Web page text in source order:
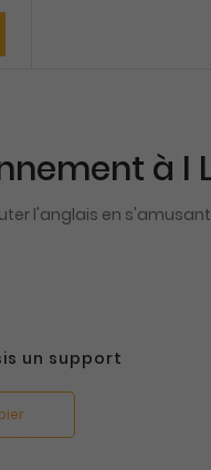
à I
l'anglais en s'amusant
un support